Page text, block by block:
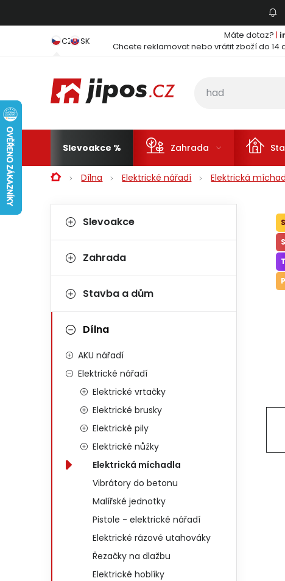
CZ SK Máte dotaz? |
Chcete reklamovat nebo vrátit zboží do 14
Slevoakce Zahrada
DomůDílna Elektrické nářadí Elektrická
Postranní panel
Kategorie
Slevoakce
Zahrada
Stavba a dům
Dílna
AKU nářadí
Elektrické nářadí
Elektrické vrtačky
Elektrické brusky
Elektrické pily
Elektrické nůžky
Elektrická míchadla
Vibrátory do betonu
Malířské jednotky
Pistole - elektrické nářadí
Elektrické rázové utahováky
Řezačky na dlažbu
Elektrické hoblíky